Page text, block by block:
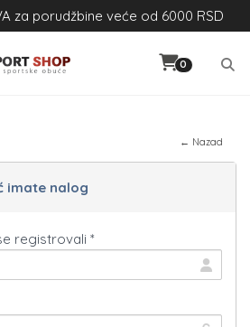
za porudžbine veće od 6000 RSD
0
← Nazad
imate nalog
registrovali *